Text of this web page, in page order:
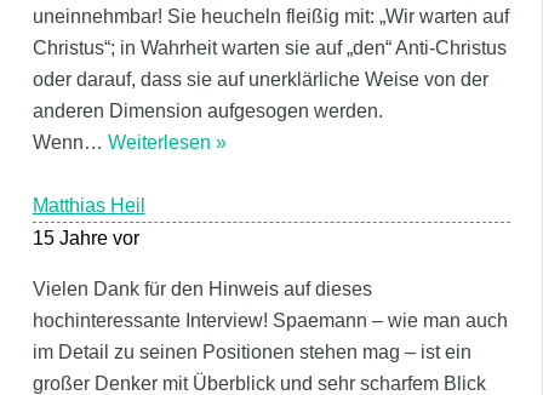
uneinnehmbar! Sie heucheln fleißig mit: „Wir warten auf
Christus“; in Wahrheit warten sie auf „den“ Anti-Christus
oder darauf, dass sie auf unerklärliche Weise von der
anderen Dimension aufgesogen werden.
Wenn… Weiterlesen »
Matthias Heil
15 Jahre vor
Vielen Dank für den Hinweis auf dieses
hochinteressante Interview! Spaemann – wie man auch
im Detail zu seinen Positionen stehen mag – ist ein
großer Denker mit Überblick und sehr scharfem Blick